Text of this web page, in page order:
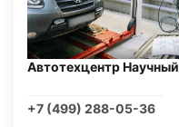
Автотехцентр Научный
+7 (499) 288-05-36